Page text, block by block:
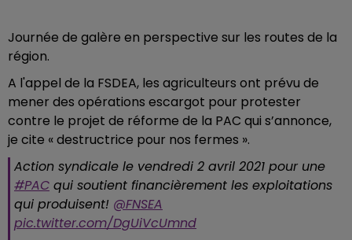
Journée de galère en perspective sur les routes de la
région.
A l'appel de la FSDEA, les agriculteurs ont prévu de
mener des opérations escargot pour protester
contre le projet de réforme de la PAC qui s’annonce,
je cite « destructrice pour nos fermes ».
Action syndicale le vendredi 2 avril 2021 pour une
#PAC qui soutient financièrement les exploitations
qui produisent! @FNSEA
pic.twitter.com/DgUiVcUmnd